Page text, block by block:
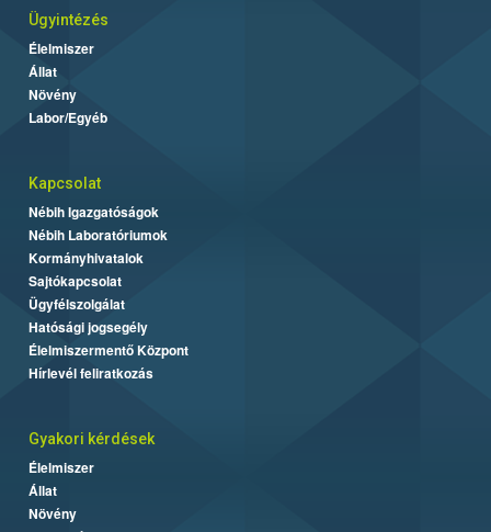
Ügyintézés
Élelmiszer
Állat
Növény
Labor/Egyéb
Kapcsolat
Nébih Igazgatóságok
Nébih Laboratóriumok
Kormányhivatalok
Sajtókapcsolat
Ügyfélszolgálat
Hatósági jogsegély
Élelmiszermentő Központ
Hírlevél feliratkozás
Gyakori kérdések
Élelmiszer
Állat
Növény